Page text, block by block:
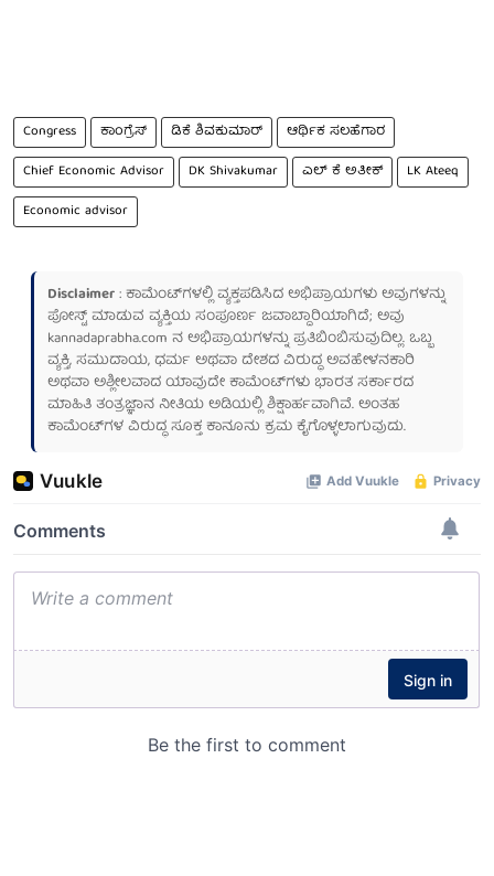
Congress ಕಾಂಗ್ರೆಸ್ ಡಿಕೆ ಶಿವಕುಮಾರ್
ಆರ್ಥಿಕ ಸಲಹೆಗಾರ
Chief Economic Advisor
‪DK Shivakumar ಎಲ್ ಕೆ ಅತೀಕ್
LK Ateeq
Economic advisor
Disclaimer: ಕಾಮೆಂಟ್‌ಗಳಲ್ಲಿ ವ್ಯಕ್ತಪಡಿಸಿದ ಅಭಿಪ್ರಾಯಗಳು ಅವುಗಳನ್ನು
ಪೋಸ್ಟ್ ಮಾಡುವ ವ್ಯಕ್ತಿಯ ಸಂಪೂರ್ಣ ಜವಾಬ್ದಾರಿಯಾಗಿದೆ; ಅವು
kannadaprabha.com ನ ಅಭಿಪ್ರಾಯಗಳನ್ನು ಪ್ರತಿಬಿಂಬಿಸುವುದಿಲ್ಲ. ಒಬ್ಬ
ವ್ಯಕ್ತಿ, ಸಮುದಾಯ, ಧರ್ಮ ಅಥವಾ ದೇಶದ ವಿರುದ್ಧ ಅವಹೇಳನಕಾರಿ
ಅಥವಾ ಅಶ್ಲೀಲವಾದ ಯಾವುದೇ ಕಾಮೆಂಟ್‌ಗಳು ಭಾರತ ಸರ್ಕಾರದ
ಮಾಹಿತಿ ತಂತ್ರಜ್ಞಾನ ನೀತಿಯ ಅಡಿಯಲ್ಲಿ ಶಿಕ್ಷಾರ್ಹವಾಗಿವೆ. ಅಂತಹ
ಕಾಮೆಂಟ್‌ಗಳ ವಿರುದ್ಧ ಸೂಕ್ತ ಕಾನೂನು ಕ್ರಮ ಕೈಗೊಳ್ಳಲಾಗುವುದು.